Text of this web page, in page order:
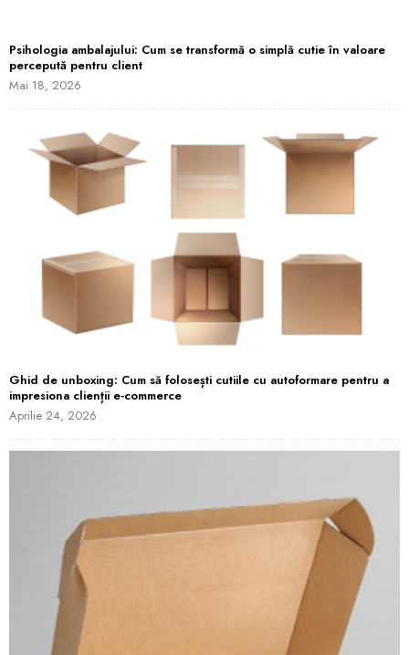
Psihologia ambalajului: Cum se transformă o simplă cutie în valoare
percepută pentru client
Mai 18, 2026
Ghid de unboxing: Cum să folosești cutiile cu autoformare pentru a
impresiona clienții e-commerce
Aprilie 24, 2026